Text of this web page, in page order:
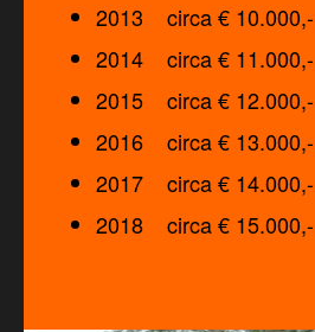
2013 circa € 10.000,-
2014 circa € 11.000,-
2015 circa € 12.000,-
2016 circa € 13.000,-
2017 circa € 14.000,-
2018 circa € 15.000,-